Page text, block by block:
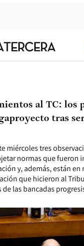
miércoles tres
normas que fueron
y, además, están en
que hicieron al
las bancadas
al TC: los
tras